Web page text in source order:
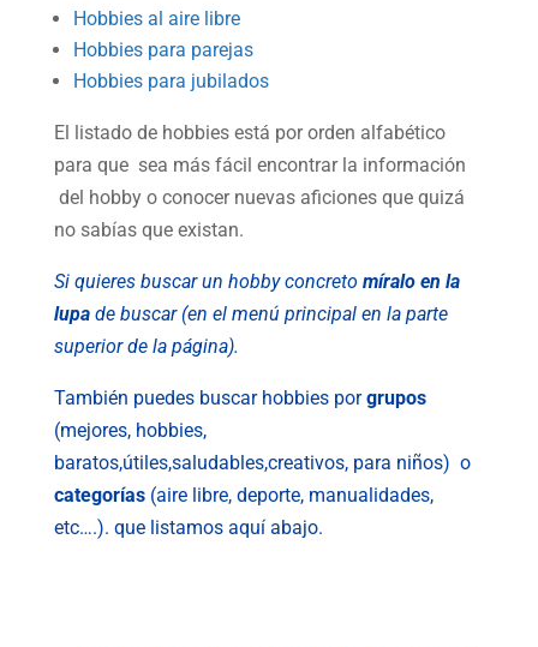
Hobbies al aire libre
Hobbies para parejas
Hobbies para jubilados
El listado de hobbies está por orden alfabético
para que sea más fácil encontrar la información
del hobby o conocer nuevas aficiones que quizá
no sabías que existan.
Si quieres buscar un hobby concreto míralo en la
lupade buscar (en el menú principal en la parte
superior de la página).
También puedes buscar hobbies porgrupos
(mejores, hobbies,
baratos,útiles,saludables,creativos, para niños) o
categorías(aire libre, deporte, manualidades,
etc….). que listamos aquí abajo.